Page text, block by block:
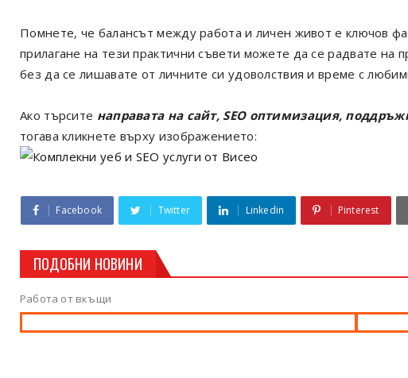
Помнете, че балансът между работа и личен живот е ключов
прилагане на тези практични съвети можете да се радвате на
без да се лишавате от личните си удоволствия и време с
Ако търсите направата на сайт, SEO оптимизация,
тогава кликнете върху изображението:
Facebook Twitter Linkedin Pinterest
ПОДОБНИ НОВИНИ
Работа от вкъщи